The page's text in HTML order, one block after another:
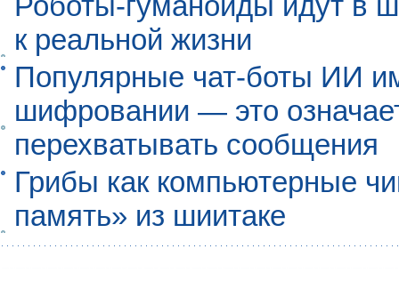
к реальной жизни
Популярные чат-боты ИИ
шифровании — это
перехватывать сообщения
Грибы как компьютерные
память» из шиитаке